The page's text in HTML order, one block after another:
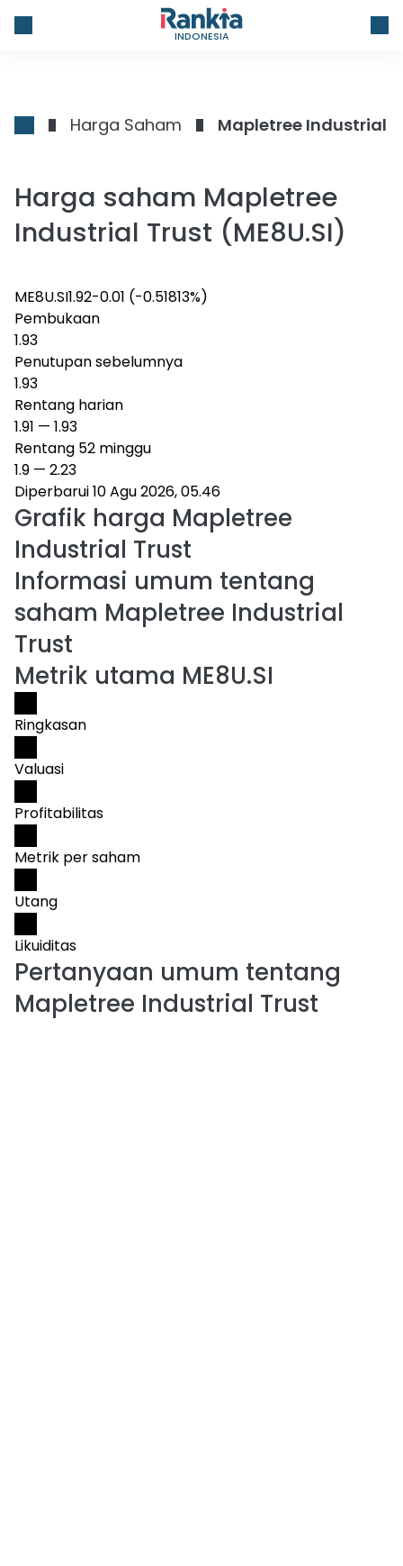
INDONESIA
Harga Saham Mapletree Industrial
Harga saham Mapletree
Industrial Trust (ME8U.SI)
ME8U.SI1.92-0.01 (-0.51813%)
Pembukaan
1.93
Penutupan sebelumnya
1.93
Rentang harian
1.91 — 1.93
Rentang 52 minggu
1.9 — 2.23
Diperbarui 10 Agu 2026, 05.46
Grafik harga Mapletree
Industrial Trust
Informasi umum tentang
saham Mapletree Industrial
Trust
Metrik utama ME8U.SI
Ringkasan
Valuasi
Profitabilitas
Metrik per saham
Utang
Likuiditas
Pertanyaan umum tentang
Mapletree Industrial Trust